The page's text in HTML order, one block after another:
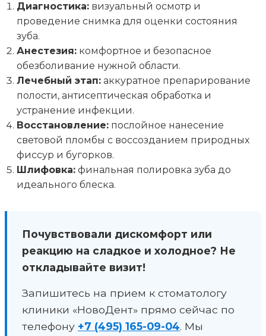
Диагностика: визуальный осмотр и
проведение снимка для оценки состояния
зуба.
Анестезия: комфортное и безопасное
обезболивание нужной области.
Лечебный этап: аккуратное препарирование
полости, антисептическая обработка и
устранение инфекции.
Восстановление: послойное нанесение
световой пломбы с воссозданием природных
фиссур и бугорков.
Шлифовка: финальная полировка зуба до
идеального блеска.
Почувствовали дискомфорт или
реакцию на сладкое и холодное? Не
откладывайте визит!
Запишитесь на прием к стоматологу
клиники «НовоДент» прямо сейчас по
телефону +7 (495) 165-09-04. Мы